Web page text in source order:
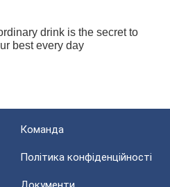
Команда
Політика конфіденційності